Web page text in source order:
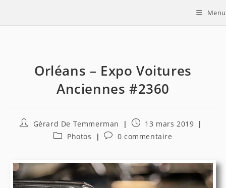
Menu
Orléans – Expo Voitures
Anciennes #2360
Auteur/autrice
Gérard De Temmerman
Publication
publiée :
13 mars 2019
PostPhotos
Commentaires
publication :
0 commentaire